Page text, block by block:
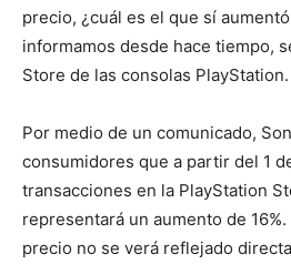
precio, ¿cuál es el que sí
informamos desde hace tiempo,
Store de las consolas PlayStation.
Por medio de un comunicado,
consumidores que a partir del 1
transacciones en la PlayStation
representará un aumento de
precio no se verá reflejado